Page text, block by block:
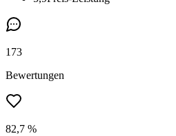
173
Bewertungen
82,7 %